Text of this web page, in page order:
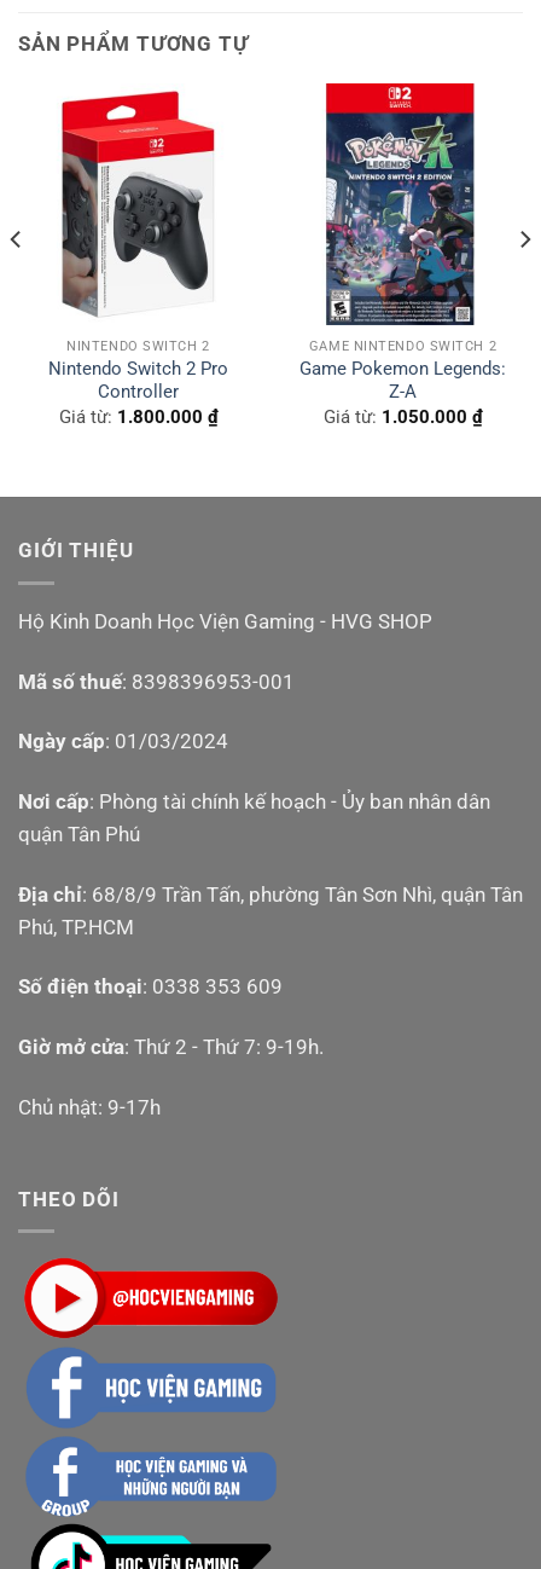
02 Hand Strap
01 cần câu cá
01 túi đựng
Dây thun cố định
Thanh trượt cho Joy-Con Switch 1
Các tính năng nổi bật
Tương thích hoàn toàn với Joy-Con Switch 2 / OLED
/ thường
Chất liệu nhựa ABS cao cấp, nhẹ và bền
tự nhiên và an toàn hơn
Gắn và tháo Joy-Con dễ dàng, không làm trầy xước
Trọn bộ sẵn sàng cho mọi trò chơi thể thao hot trên
Mua sản phẩm Bộ phụ kiện thể thao
DOBE 24 in 1 Sportwear chính hãng
giá tốt ở đâu?
Youtube Học Viện
Gaming:https://www.youtube.com/@HocVienGaming
Website:
Fanpage Học Viện
SẢN PHẨM TƯƠNG TỰ
NINTENDO SWITCH 2
Nintendo Switch 2 Pro
Controller
Giá từ: 1.800.000 ₫
GAME NINTENDO SWITCH 2
Game Pokemon Legends:
Z-A
Giá từ: 1.050.000 ₫
GIỚI THIỆU
Hộ Kinh Doanh Học Viện Gaming - HVG SHOP
Mã số thuế: 8398396953-001
Ngày cấp: 01/03/2024
Nơi cấp: Phòng tài chính kế hoạch - Ủy ban nhân dân
quận Tân Phú
Địa chỉ: 68/8/9 Trần Tấn, phường Tân Sơn Nhì, quận Tân
Phú, TP.HCM
Số điện thoại: 0338 353 609
Giờ mở cửa: Thứ 2 - Thứ 7: 9-19h.
Chủ nhật: 9-17h
THEO DÕI